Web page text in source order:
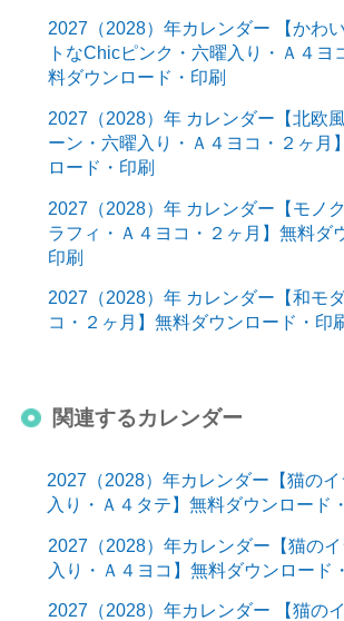
2027（2028）年カレンダー 【かわ
トなChicピンク・六曜入り・Ａ４ヨ
料ダウンロード・印刷
2027（2028）年 カレンダー【北欧
ーン・六曜入り・Ａ４ヨコ・２ヶ月
ロード・印刷
2027（2028）年 カレンダー【モノ
ラフィ・Ａ４ヨコ・２ヶ月】無料ダ
印刷
2027（2028）年 カレンダー【和モ
コ・２ヶ月】無料ダウンロード・印
関連するカレンダー
2027（2028）年カレンダー【猫の
入り・Ａ４タテ】無料ダウンロード
2027（2028）年カレンダー【猫の
入り・Ａ４ヨコ】無料ダウンロード
2027（2028）年カレンダー 【猫の